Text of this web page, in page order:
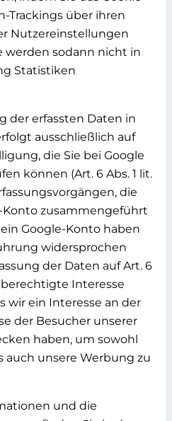
Trackings über ihren
Nutzereinstellungen
werden sodann nicht in
Statistiken
der erfassten Daten in
ausschließlich auf
die Sie bei Google
können (Art. 6 Abs. 1 lit.
die
zusammengeführt
Google-Konto haben
widersprochen
der Daten auf Art. 6
berechtigte Interesse
wir ein Interesse an der
der Besucher unserer
haben, um sowohl
auch unsere Werbung zu
und die